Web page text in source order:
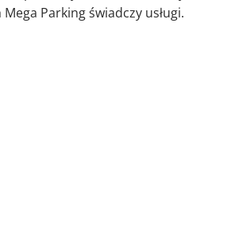
Parking świadczy usługi.